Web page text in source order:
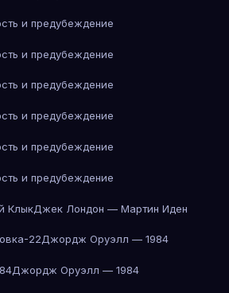
и предубеждение
и предубеждение
и предубеждение
и предубеждение
и предубеждение
и предубеждение
КлыкДжек Лондон — Мартин Иден
22Джордж Оруэлл — 1984
Джордж Оруэлл — 1984